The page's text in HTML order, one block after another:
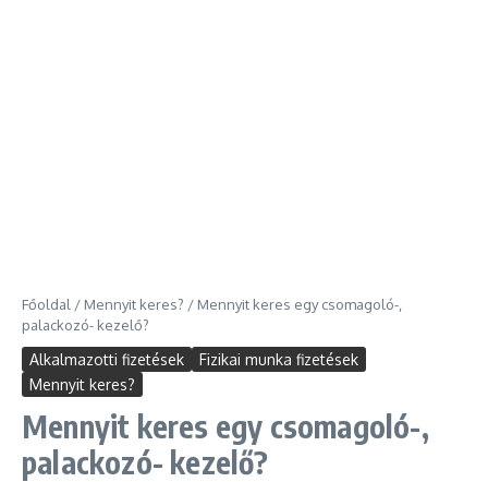
Főoldal / Mennyit keres? / Mennyit keres egy csomagoló-,
palackozó- kezelő?
Alkalmazotti fizetések
Fizikai munka fizetések
Mennyit keres?
Mennyit keres egy csomagoló-,
palackozó- kezelő?